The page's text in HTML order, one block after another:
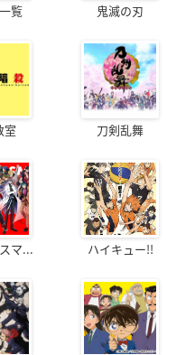
覧 鬼滅の刃
室 刀剣乱舞
マ... ハイキュー!!